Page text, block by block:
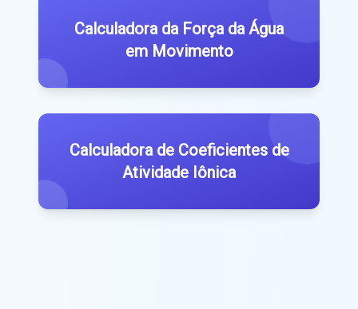
Calculadora da Força da Água
em Movimento
Calculadora de Coeficientes de
Atividade Iônica